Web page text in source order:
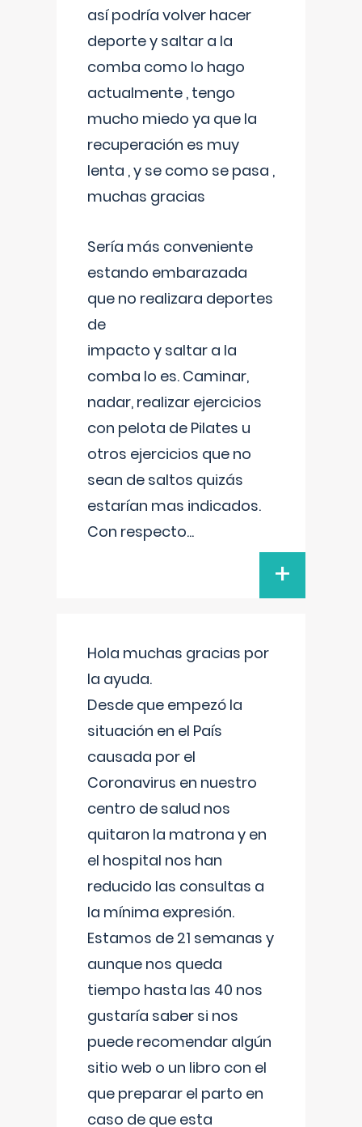
así podría volver hacer
deporte y saltar a la
comba como lo hago
actualmente , tengo
mucho miedo ya que la
recuperación es muy
lenta , y se como se pasa ,
muchas gracias
Sería más conveniente
estando embarazada
que no realizara deportes
de
impacto y saltar a la
comba lo es. Caminar,
nadar, realizar ejercicios
con pelota de Pilates u
otros ejercicios que no
sean de saltos quizás
estarían mas indicados.
Con respecto...
+
Hola muchas gracias por
la ayuda.
Desde que empezó la
situación en el País
causada por el
Coronavirus en nuestro
centro de salud nos
quitaron la matrona y en
el hospital nos han
reducido las consultas a
la mínima expresión.
Estamos de 21 semanas y
aunque nos queda
tiempo hasta las 40 nos
gustaría saber si nos
puede recomendar algún
sitio web o un libro con el
que preparar el parto en
caso de que esta